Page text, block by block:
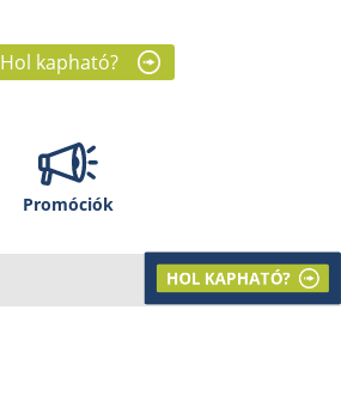
Hol kapható?
Promóciók
HOL KAPHATÓ?